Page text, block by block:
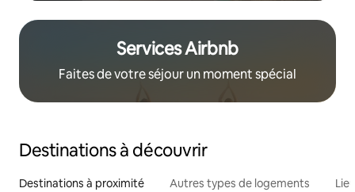
Services Airbnb
Faites de votre séjour un moment spécial
Destinations à découvrir
Destinations à proximité Autres types de logements